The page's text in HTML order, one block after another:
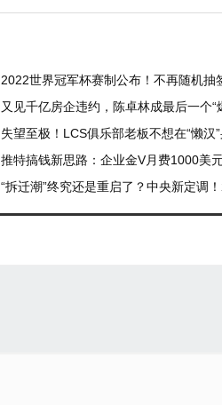
2022世界冠军杯赛制公布！不再随机抽
又见千亿房企违约，陈卓林成最后一个“
失望至极！LCS俱乐部老板不想在“懒汉
推特搞钱新思路：企业金V月费1000美
“拆迁潮”终究还是重启了？中央新定调！